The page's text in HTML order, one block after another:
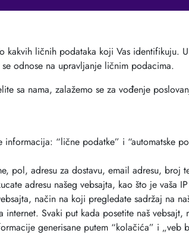
ličnih podataka koji Vas identifikuju.
odnose na upravljanje ličnim podacima.
sa nama, zalažemo se za vođenje
“lične podatke” i “automatske
pol, adresu za dostavu, email adresu, broj
adresu našeg vebsajta, kao što je vaša
način na koji pregledate sadržaj na
Svaki put kada posetite naš
generisane putem “kolačića” i